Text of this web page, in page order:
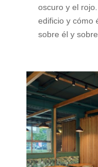
oscuro y el
edificio y cómo
sobre él y